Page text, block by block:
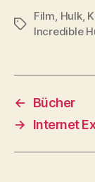
Schlagwörter
Film, Hulk,
Incredible
←
Bücher
→
Internet